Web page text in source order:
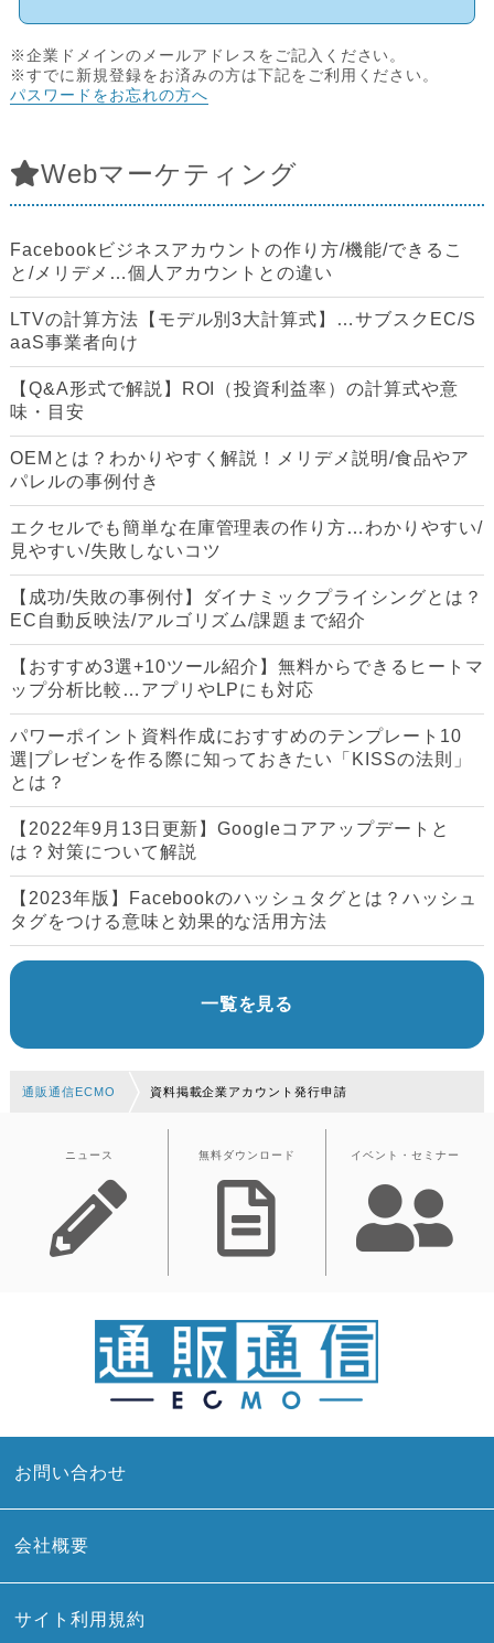
※企業ドメインのメールアドレスをご記入ください。
※すでに新規登録をお済みの方は下記をご利用ください。
パスワードをお忘れの方へ
Webマーケティング
Facebookビジネスアカウントの作り方/機能/できるこ
と/メリデメ…個人アカウントとの違い
LTVの計算方法【モデル別3大計算式】…サブスクEC/S
aaS事業者向け
【Q&A形式で解説】ROI（投資利益率）の計算式や意
味・目安
OEMとは？わかりやすく解説！メリデメ説明/食品やア
パレルの事例付き
エクセルでも簡単な在庫管理表の作り方…わかりやすい/
見やすい/失敗しないコツ
【成功/失敗の事例付】ダイナミックプライシングとは？
EC自動反映法/アルゴリズム/課題まで紹介
【おすすめ3選+10ツール紹介】無料からできるヒートマ
ップ分析比較…アプリやLPにも対応
パワーポイント資料作成におすすめのテンプレート10
選|プレゼンを作る際に知っておきたい「KISSの法則」
とは？
【2022年9月13日更新】Googleコアアップデートと
は？対策について解説
【2023年版】Facebookのハッシュタグとは？ハッシュ
タグをつける意味と効果的な活用方法
一覧を見る
通販通信ECMO 資料掲載企業アカウント発行申請
ニュース 無料ダウンロード イベント・セミナー
お問い合わせ
会社概要
サイト利用規約